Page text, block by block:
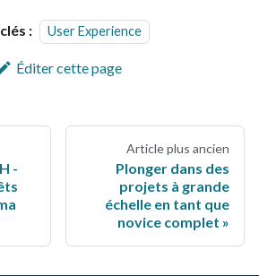
: User Experience
Éditer cette page
-
Article plus ancien
Plonger dans des
projets à grande
échelle en tant que
novice complet